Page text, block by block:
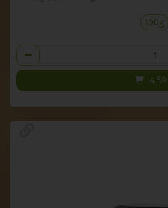
100g
Anzahl
4,59